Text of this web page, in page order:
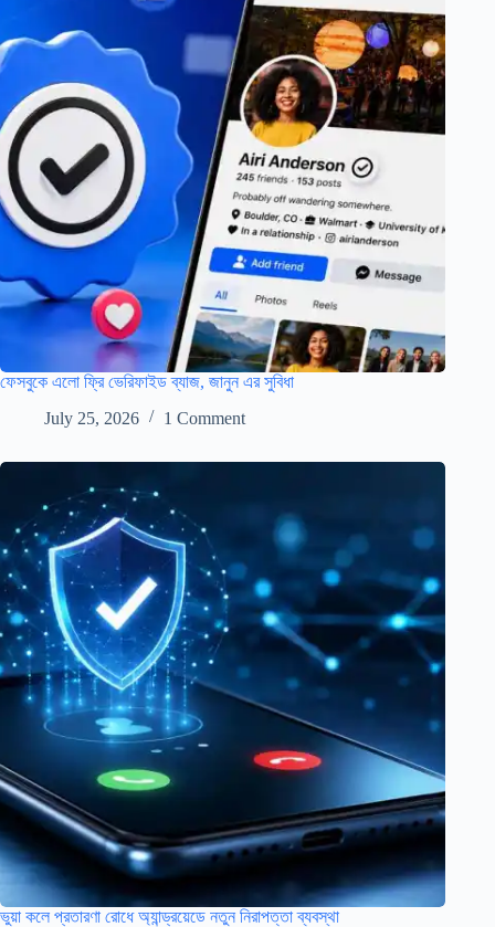
ফেসবুকে এলো ফ্রি ভেরিফাইড ব্যাজ, জানুন এর সুবিধা
July 25, 2026
1 Comment
ভুয়া কলে প্রতারণা রোধে অ্যান্ড্রয়েডে নতুন নিরাপত্তা ব্যবস্থা